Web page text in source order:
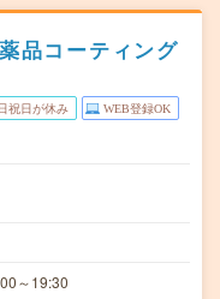
品コーティング
祝日が休み WEB登録OK
～19:30